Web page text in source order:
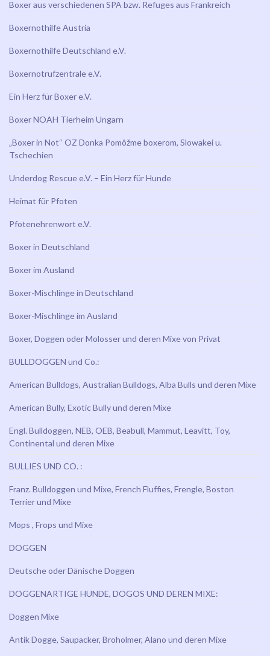
Boxer aus verschiedenen SPA bzw. Refuges aus Frankreich
Boxernothilfe Austria
Boxernothilfe Deutschland e.V.
Boxernotrufzentrale e.V.
Ein Herz für Boxer e.V.
Boxer NOAH Tierheim Ungarn
„Boxer in Not“ OZ Donka Pomôžme boxerom, Slowakei u.
Tschechien
Underdog Rescue e.V. – Ein Herz für Hunde
Heimat für Pfoten
Pfotenehrenwort e.V.
Boxer in Deutschland
Boxer im Ausland
Boxer-Mischlinge in Deutschland
Boxer-Mischlinge im Ausland
Boxer, Doggen oder Molosser und deren Mixe von Privat
BULLDOGGEN und Co.:
American Bulldogs, Australian Bulldogs, Alba Bulls und deren Mixe
American Bully, Exotic Bully und deren Mixe
Engl. Bulldoggen, NEB, OEB, Beabull, Mammut, Leavitt, Toy,
Continental und deren Mixe
BULLIES UND CO. :
Franz. Bulldoggen und Mixe, French Fluffies, Frengle, Boston
Terrier und Mixe
Mops , Frops und Mixe
DOGGEN
Deutsche oder Dänische Doggen
DOGGENARTIGE HUNDE, DOGOS UND DEREN MIXE:
Doggen Mixe
Antik Dogge, Saupacker, Broholmer, Alano und deren Mixe